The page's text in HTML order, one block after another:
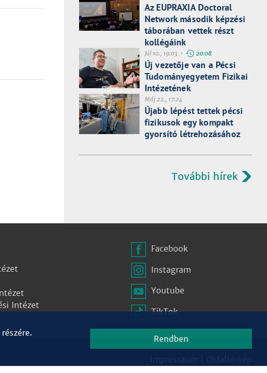
Az EUPRAXIA Doctoral
Network második képzési
táborában vettek részt
kollégáink
Júl 10., 19:03 • 20:08
Új vezetője van a Pécsi
Tudományegyetem Fizikai
Intézetének
Máj 22., 17:24
Újabb lépést tettek pécsi
fizikusok egy kompakt
gyorsító létrehozásához
További hírek
Intézet
Facebook
Instagram
Youtube
TikTok
Rendben